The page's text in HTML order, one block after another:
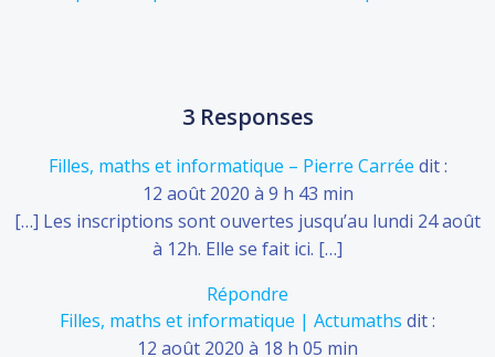
3 Responses
Filles, maths et informatique – Pierre Carrée dit :
12 août 2020 à 9 h 43 min
[…] Les inscriptions sont ouvertes jusqu’au lundi 24 août
à 12h. Elle se fait ici. […]
Répondre
Filles, maths et informatique | Actumaths dit :
12 août 2020 à 18 h 05 min